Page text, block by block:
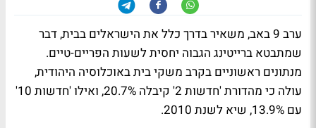
ערב 9 באב, משאיר בדרך כלל את הישראלים בבית, דבר
שמתבטא ברייטינג הגבוה יחסית לשעות הפריים-טיים.
מנתונים ראשוניים בקרב משקי בית באוכלוסיה היהודית,
עולה כי מהדורת 'חדשות 2' קיבלה 20.7%, ואילו 'חדשות 10'
עם 13.9%, שיא לשנת 2010.